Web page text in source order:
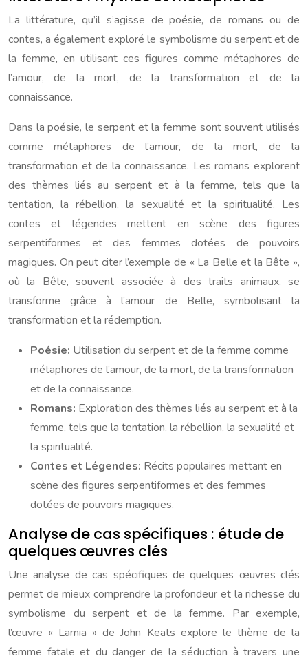
La littérature, qu’il s’agisse de poésie, de romans ou de
contes, a également exploré le symbolisme du serpent et de
la femme, en utilisant ces figures comme métaphores de
l’amour, de la mort, de la transformation et de la
connaissance.
Dans la poésie, le serpent et la femme sont souvent utilisés
comme métaphores de l’amour, de la mort, de la
transformation et de la connaissance. Les romans explorent
des thèmes liés au serpent et à la femme, tels que la
tentation, la rébellion, la sexualité et la spiritualité. Les
contes et légendes mettent en scène des figures
serpentiformes et des femmes dotées de pouvoirs
magiques. On peut citer l’exemple de « La Belle et la Bête »,
où la Bête, souvent associée à des traits animaux, se
transforme grâce à l’amour de Belle, symbolisant la
transformation et la rédemption.
Poésie: Utilisation du serpent et de la femme comme
métaphores de l’amour, de la mort, de la transformation
et de la connaissance.
Romans: Exploration des thèmes liés au serpent et à la
femme, tels que la tentation, la rébellion, la sexualité et
la spiritualité.
Contes et Légendes: Récits populaires mettant en
scène des figures serpentiformes et des femmes
dotées de pouvoirs magiques.
Analyse de cas spécifiques : étude de
quelques œuvres clés
Une analyse de cas spécifiques de quelques œuvres clés
permet de mieux comprendre la profondeur et la richesse du
symbolisme du serpent et de la femme. Par exemple,
l’œuvre « Lamia » de John Keats explore le thème de la
femme fatale et du danger de la séduction à travers une